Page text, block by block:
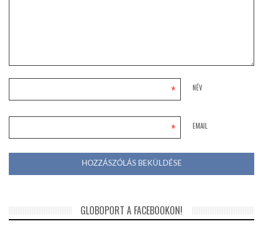
NÉV
*
EMAIL
*
GLOBOPORT A FACEBOOKON!